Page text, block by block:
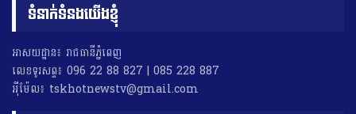
ទំនាក់ទំនងយើងខ្ញុំ
អាសយដ្ឋាន៖ រាជធានីភ្នំពេញ
លេខទូរសព្ទ៖ 096 22 88 827 | 085 228 887
អុីម៉ែល៖ tskhotnewstv@gmail.com